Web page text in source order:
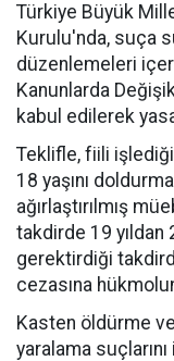
Türkiye Büyük
Kurulu'nda, suça
düzenlemeleri
Kanunlarda
kabul edilerek
Teklifle, fiili işlediği
18 yaşını
ağırlaştırılmış
takdirde 19 yıldan
gerektirdiği
cezasına
Kasten öldürme
yaralama